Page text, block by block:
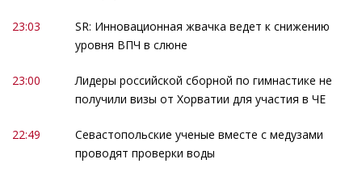
23:03
SR: Инновационная жвачка ведет к снижению
уровня ВПЧ в слюне
23:00
Лидеры российской сборной по гимнастике не
получили визы от Хорватии для участия в ЧЕ
22:49
Севастопольские ученые вместе с медузами
проводят проверки воды